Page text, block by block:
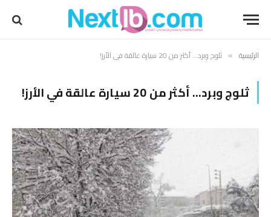
الرئيسية » ثلوج وبرد… أكثر من 20 سيارة عالقة في الأرز!
ثلوج وبرد… أكثر من 20 سيارة عالقة في الأرز!